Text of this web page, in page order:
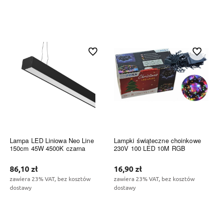
Lampa LED Liniowa Neo Line
150cm 45W 4500K czarna
86,10 zł
zawiera 23% VAT, bez kosztów
dostawy
Do ulubionych
Lampki świąteczne choinkowe
230V 100 LED 10M RGB
16,90 zł
zawiera 23% VAT, bez kosztów
dostawy
Do